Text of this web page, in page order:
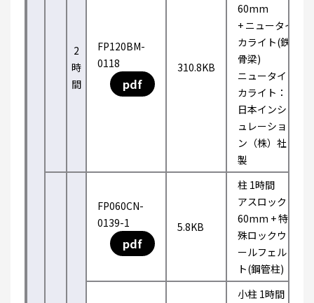
2
時
間
FP120BM-
0118
pdf
310.8KB
60mm
+ ニュータイ
カライト(鉄
骨梁)
ニュータイ
カライト：
日本インシ
ュレーショ
ン（株）社
製
FP060CN-
0139-1
pdf
5.8KB
柱 1時間
アスロック
60mm + 特
殊ロックウ
ールフェル
ト(鋼管柱)
小柱 1時間